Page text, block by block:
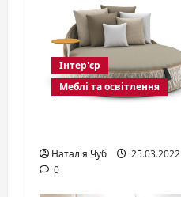
Інтер'єр
Меблі та освітлення
Наталія Чуб
25.03.2022
0